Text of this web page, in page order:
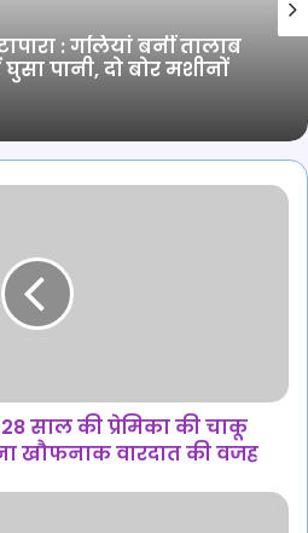
: गलियां बनीं तालाब
पानी, दो बोर मशीनों
साल की प्रेमिका की चाकू
खौफनाक वारदात की वजह